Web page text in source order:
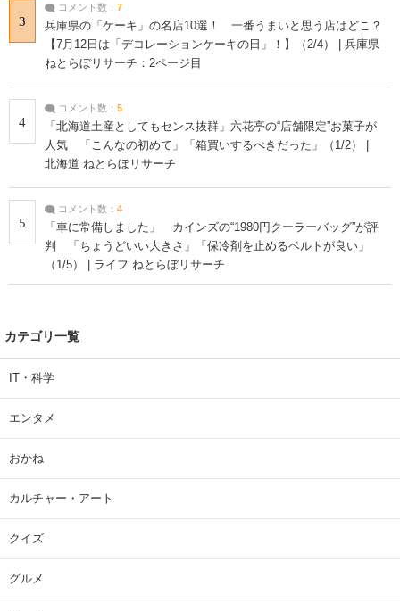
3
コメント数： 7
兵庫県の「ケーキ」の名店10選！ 一番うまいと思う店はどこ？
【7月12日は「デコレーションケーキの日」！】（2/4） | 兵庫県
ねとらぼリサーチ：2ページ目
4
コメント数： 5
「北海道土産としてもセンス抜群」六花亭の“店舗限定”お菓子が
人気 「こんなの初めて」「箱買いするべきだった」（1/2） |
北海道 ねとらぼリサーチ
5
コメント数： 4
「車に常備しました」 カインズの“1980円クーラーバッグ”が評
判 「ちょうどいい大きさ」「保冷剤を止めるベルトが良い」
（1/5） | ライフ ねとらぼリサーチ
カテゴリ一覧
IT・科学
エンタメ
おかね
カルチャー・アート
クイズ
グルメ